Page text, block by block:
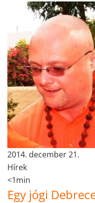
2014. december 21.
Hírek
<1min
Egy jógi